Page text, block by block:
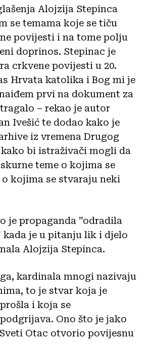
Alojzija Stepinca
se temama koje se tiču
povijesti i na tome polju
doprinos. Stepinac je
crkvene povijesti u 20.
Hrvata katolika i Bog mi je
prvi na dokument za
– rekao je autor
Ivešić te dodao kako je
iz vremena Drugog
bi istraživači mogli da
teme o kojima se
kojima se stvaraju neki
je propaganda ”odradila
kada je u pitanju lik i djelo
Alojzija Stepinca.
kardinala mnogi nazivaju
to je stvar koja je
i koja se
Ono što je jako
Otac otvorio povijesnu